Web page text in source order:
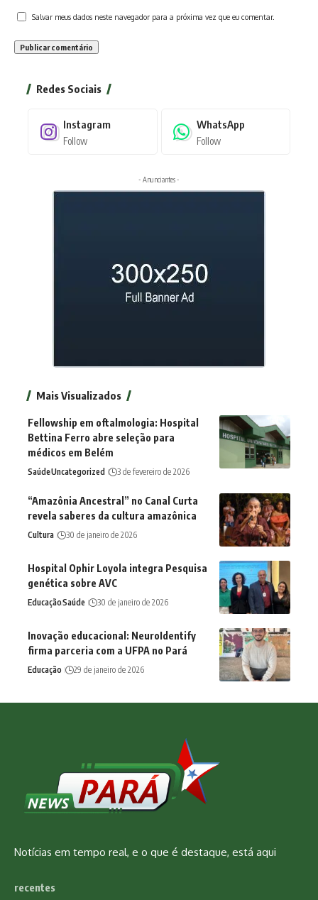
Salvar meus dados neste navegador para a próxima vez que eu comentar.
Redes Sociais
Instagram
Follow
WhatsApp
Follow
- Anunciantes -
Mais Visualizados
Fellowship em oftalmologia: Hospital
Bettina Ferro abre seleção para
médicos em Belém
SaúdeUncategorized 3 de fevereiro de 2026
“Amazônia Ancestral” no Canal Curta
revela saberes da cultura amazônica
Cultura 30 de janeiro de 2026
Hospital Ophir Loyola integra Pesquisa
genética sobre AVC
EducaçãoSaúde 30 de janeiro de 2026
Inovação educacional: NeuroIdentify
firma parceria com a UFPA no Pará
Educação 29 de janeiro de 2026
Notícias em tempo real, e o que é destaque, está aqui
recentes